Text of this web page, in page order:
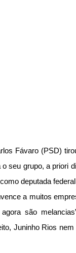
Fávaro (PSD)
seu grupo, a priori
deputada
a muitos
são
Juninho Rios